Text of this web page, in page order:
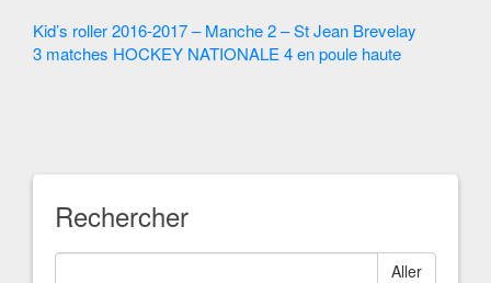
Autres
Articles
Kid’s roller 2016-2017 – Manche 2 – St Jean Brevelay
3 matches HOCKEY NATIONALE 4 en poule haute
Rechercher
Aller